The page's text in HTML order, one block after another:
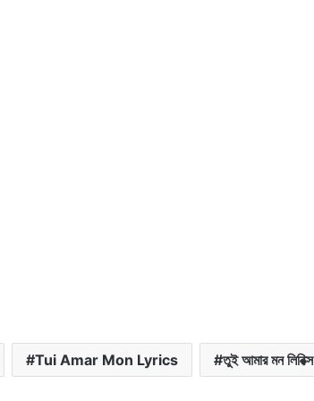
Tui Amar Mon Lyrics তুই আমার মন লিরিক্স